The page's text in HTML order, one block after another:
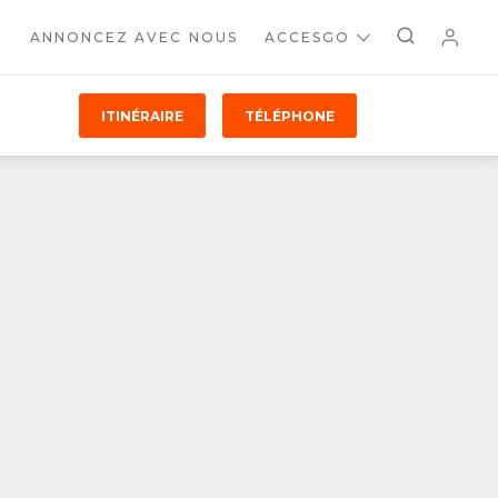
ANNONCEZ AVEC NOUS ACCESGO
ITINÉRAIRE TÉLÉPHONE